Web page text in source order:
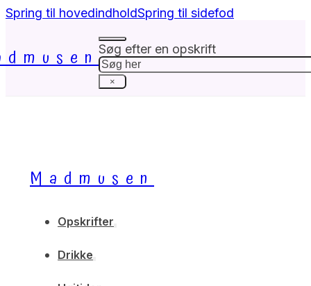
Spring til hovedindholdSpring til sidefod
Søg efter en opskrift
Søg
×
Madmusen
Opskrifter
Drikke